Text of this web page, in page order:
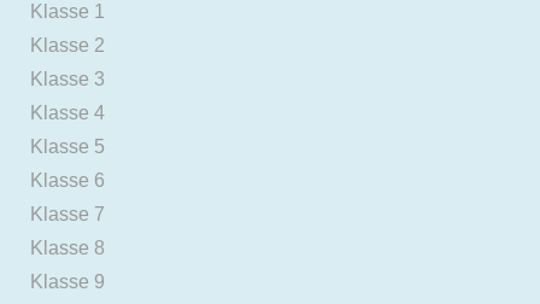
Klasse 1
Klasse 2
Klasse 3
Klasse 4
Klasse 5
Klasse 6
Klasse 7
Klasse 8
Klasse 9